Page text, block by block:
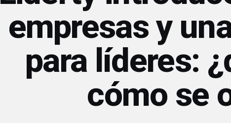
empresas y
para líderes:
cómo se